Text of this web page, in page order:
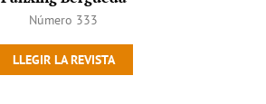
Número 333
LLEGIR LA REVISTA